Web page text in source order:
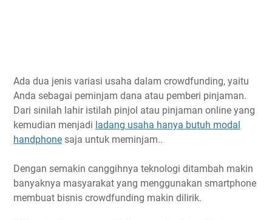
Ada dua jenis variasi usaha dalam crowdfunding, yaitu
Anda sebagai peminjam dana atau pemberi pinjaman.
Dari sinilah lahir istilah pinjol atau pinjaman online yang
kemudian menjadi ladang usaha hanya butuh modal
handphone saja untuk meminjam..
Dengan semakin canggihnya teknologi ditambah makin
banyaknya masyarakat yang menggunakan smartphone
membuat bisnis crowdfunding makin dilirik.